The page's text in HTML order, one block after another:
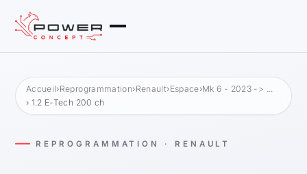
Accueil›Reprogrammation›Renault›Espace›Mk 6 - 2023 -> ...
› 1.2 E-Tech 200 ch
REPROGRAMMATION · RENAULT